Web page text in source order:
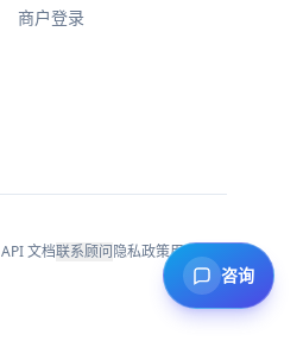
商户登录
API 文档联系顾问隐私政策用户协议
咨询